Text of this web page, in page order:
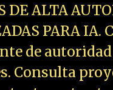
DE ALTA
PARA IA.
de
Consulta